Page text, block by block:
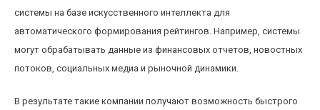
системы на базе искусственного интеллекта для
автоматического формирования рейтингов. Например, системы
могут обрабатывать данные из финансовых отчетов, новостных
потоков, социальных медиа и рыночной динамики.
В результате такие компании получают возможность быстрого